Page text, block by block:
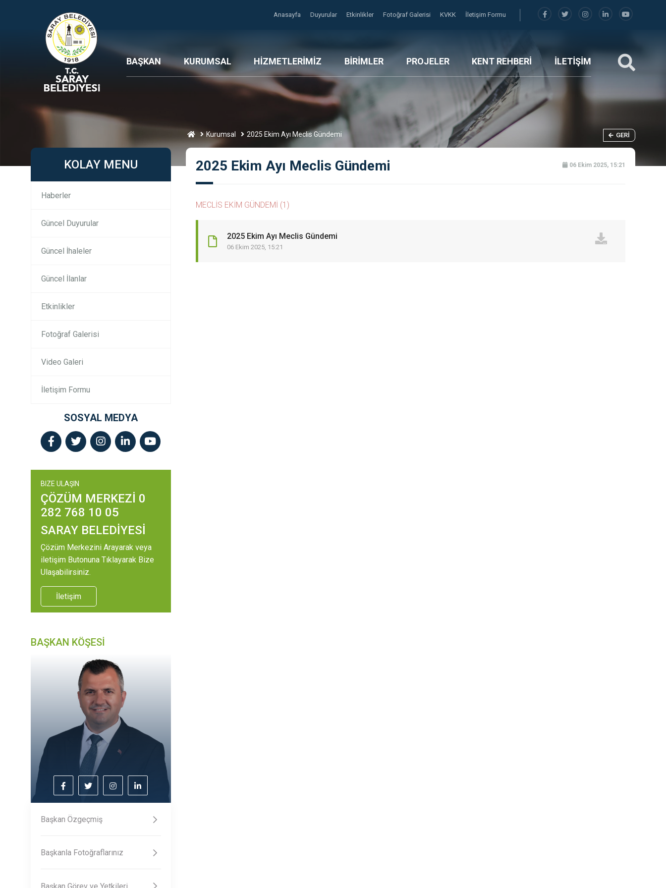
Anasayfa Duyurular Etkinlikler Fotoğraf Galerisi KVKK İletişim Formu
BAŞKAN KURUMSAL HİZMETLERİMİZ BİRİMLER PROJELER KENT REHBERİ İLETİŞİM
Kurumsal 2025 Ekim Ayı Meclis Gündemi GERI
KOLAY MENU
Haberler
Güncel Duyurular
Güncel İhaleler
Güncel İlanlar
Etkinlikler
Fotoğraf Galerisi
Video Galeri
İletişim Formu
SOSYAL MEDYA
BIZE ULAŞIN
ÇÖZÜM MERKEZİ 0
282 768 10 05
SARAY BELEDİYESİ
Çözüm Merkezini Arayarak veya
iletişim Butonuna Tıklayarak Bize
Ulaşabilirsiniz.
İletişim
BAŞKAN KÖŞESİ
Başkan Özgeçmiş
Başkanla Fotoğraflarınız
2025 Ekim Ayı Meclis Gündemi 06 Ekim 2025, 15:21
MECLİS EKİM GÜNDEMİ (1)
2025 Ekim Ayı Meclis Gündemi
06 Ekim 2025, 15:21